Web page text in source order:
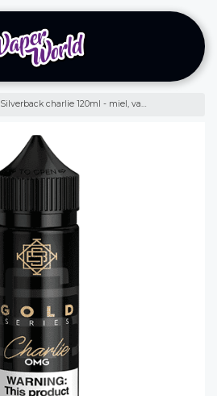
Silverback charlie 120ml - miel, vainilla y tabaco